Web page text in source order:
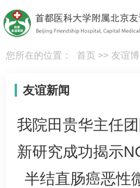
您所在的位置： 首页 >> 友谊
友谊新闻
我院田贵华主任
新研究成功揭示
半结直肠癌恶性